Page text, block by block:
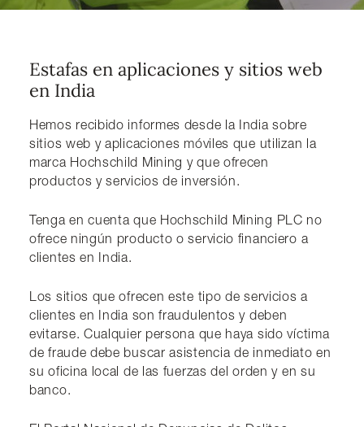
Estafas en aplicaciones y sitios web
en India
Hemos recibido informes desde la India sobre
sitios web y aplicaciones móviles que utilizan la
marca Hochschild Mining y que ofrecen
productos y servicios de inversión.
Tenga en cuenta que Hochschild Mining PLC no
ofrece ningún producto o servicio financiero a
clientes en India.
Los sitios que ofrecen este tipo de servicios a
clientes en India son fraudulentos y deben
evitarse. Cualquier persona que haya sido víctima
de fraude debe buscar asistencia de inmediato en
su oficina local de las fuerzas del orden y en su
banco.